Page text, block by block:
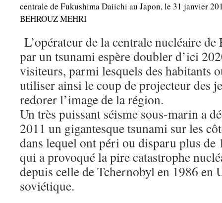
centrale de Fukushima Daiichi au Japon, le 31 janvier
BEHROUZ MEHRI
L’opérateur de la centrale nucléaire de
par un tsunami espère doubler d’ici
visiteurs, parmi lesquels des habitants
utiliser ainsi le coup de projecteur des
redorer l’image de la région.
Un très puissant séisme sous-marin a
2011 un gigantesque tsunami sur les
dans lequel ont péri ou disparu plus de
qui a provoqué la pire catastrophe
depuis celle de Tchernobyl en 1986 en
soviétique.